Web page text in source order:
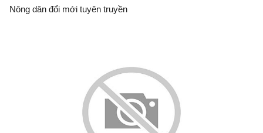
Nông dân đổi mới tuyên truyền